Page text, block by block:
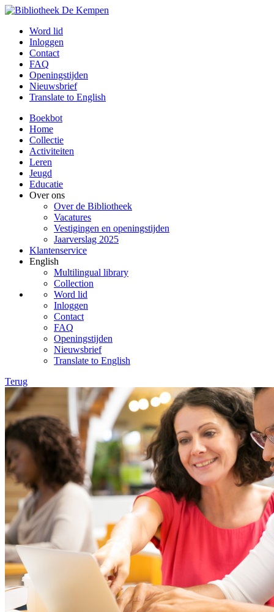
Word lid
Inloggen
Contact
FAQ
Openingstijden
Nieuwsbrief
Translate to English
Boekbot
Home
Collectie
Activiteiten
Leren
Jeugd
Educatie
Over ons
Over de Bibliotheek
Vacatures
Vestigingen en openingstijden
Jaarverslag 2025
Klantenservice
English
Multilingual library
Collection
Word lid
Inloggen
Contact
FAQ
Openingstijden
Nieuwsbrief
Translate to English
Terug